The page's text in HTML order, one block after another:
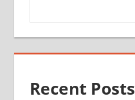
Recent Posts